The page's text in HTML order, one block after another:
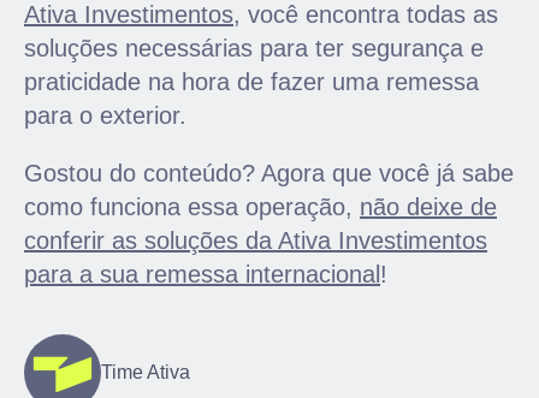
Ativa Investimentos, você encontra todas as
soluções necessárias para ter segurança e
praticidade na hora de fazer uma remessa
para o exterior.
Gostou do conteúdo? Agora que você já sabe
como funciona essa operação, não deixe de
conferir as soluções da Ativa Investimentos
para a sua remessa internacional !
Time Ativa